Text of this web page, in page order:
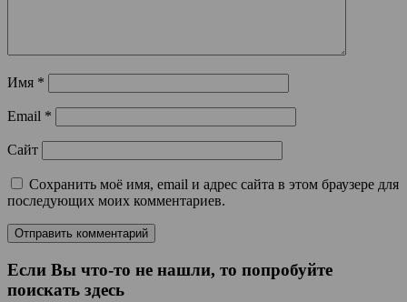
Имя *
Email *
Сайт
Сохранить моё имя, email и адрес сайта в этом браузере для
последующих моих комментариев.
Если Вы что-то не нашли, то попробуйте
поискать здесь